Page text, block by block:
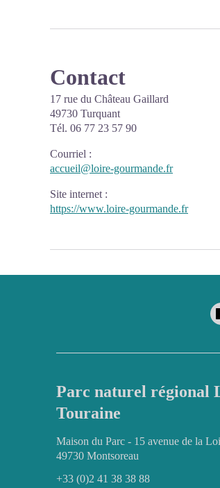
Contact
17 rue du Château Gaillard
49730 Turquant
Tél. 06 77 23 57 90
Courriel :
accueil@loire-gourmande.fr
Site internet :
https://www.loire-gourmande.fr
Parc naturel régional
Touraine
Maison du Parc - 15 avenue de la
49730 Montsoreau
+33 (0)2 41 38 38 88